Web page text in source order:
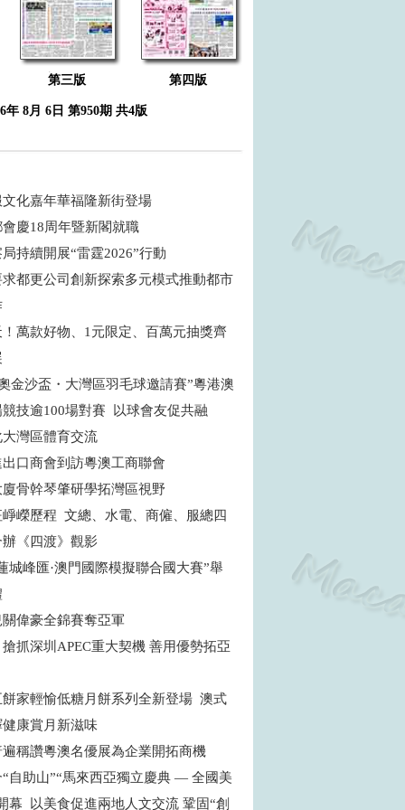
第三版 第四版
年 8月 6日 第950期 共4版
化嘉年華福隆新街登場
慶18周年暨新閣就職
持續開展“雷霆2026”行動
都更公司創新探索多元模式推動都市
萬款好物、1元限定、百萬元抽獎齊
金沙盃・大灣區羽毛球邀請賽”粵港澳
競技逾100場對賽 以球會友促共融
灣區體育交流
口商會到訪粵澳工商聯會
骨幹琴肇研學拓灣區視野
嶸歷程 文總、水電、商僱、服總四
《四渡》觀影
城峰匯·澳門國際模擬聯合國大賽”舉
偉豪全錦賽奪亞軍
抓深圳APEC重大契機 善用優勢拓亞
餅家輕愉低糖月餅系列全新登場 澳式
康賞月新滋味
稱讚粵澳名優展為企業開拓商機
自助山”“馬來西亞獨立慶典 — 全國美
幕 以美食促進兩地人文交流 鞏固“創